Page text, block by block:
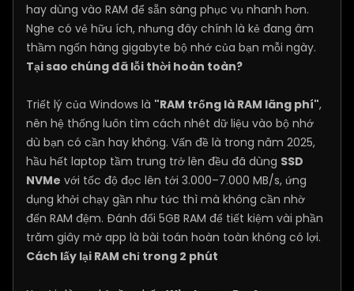
hay dùng vào RAM để sẵn sàng phục vụ nhanh hơn.
Nghe có vẻ hữu ích, nhưng đây chính là kẻ đang âm
thầm ngốn hàng gigabyte bộ nhớ của bạn mỗi ngày.
Tại sao chúng đã lỗi thời hoàn toàn?
Triết lý của Windows là "RAM trống là RAM lãng phí",
nên hệ thống luôn tìm cách nhét dữ liệu vào bộ nhớ
dù bạn có cần hay không. Vấn đề là trong năm 2025,
hầu hết laptop tầm trung trở lên đều đã dùng SSD
NVMe với tốc độ đọc lên tới 3.000–7.000 MB/s, ứng
dụng khởi chạy gần như tức thì mà không cần nhờ
đến RAM đệm. Đánh đổi 5GB RAM để tiết kiệm vài phần
trăm giây mở app là bài toán hoàn toàn không có lợi.
Cách lấy lại RAM chỉ trong 2 phút